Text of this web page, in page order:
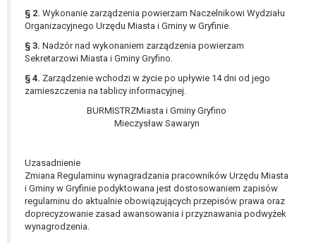
§ 2. Wykonanie zarządzenia powierzam Naczelnikowi Wydziału
Organizacyjnego Urzędu Miasta i Gminy w Gryfinie.
§ 3. Nadzór nad wykonaniem zarządzenia powierzam
Sekretarzowi Miasta i Gminy Gryfino.
§ 4. Zarządzenie wchodzi w życie po upływie 14 dni od jego
zamieszczenia na tablicy informacyjnej.
BURMISTRZMiasta i Gminy Gryfino
Mieczysław Sawaryn
Uzasadnienie
Zmiana Regulaminu wynagradzania pracowników Urzędu Miasta
i Gminy w Gryfinie podyktowana jest dostosowaniem zapisów
regulaminu do aktualnie obowiązujących przepisów prawa oraz
doprecyzowanie zasad awansowania i przyznawania podwyżek
wynagrodzenia.
zautomatyzowanemu podejmowaniu decyzji, w